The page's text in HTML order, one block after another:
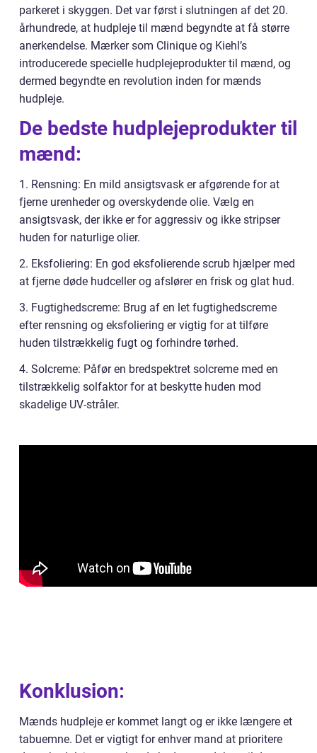
parkeret i skyggen. Det var først i slutningen af det 20.
århundrede, at hudpleje til mænd begyndte at få større
anerkendelse. Mærker som Clinique og Kiehl’s
introducerede specielle hudplejeprodukter til mænd, og
dermed begyndte en revolution inden for mænds
hudpleje.
De bedste hudplejeprodukter til
mænd:
1. Rensning: En mild ansigtsvask er afgørende for at
fjerne urenheder og overskydende olie. Vælg en
ansigtsvask, der ikke er for aggressiv og ikke stripser
huden for naturlige olier.
2. Eksfoliering: En god eksfolierende scrub hjælper med
at fjerne døde hudceller og afslører en frisk og glat hud.
3. Fugtighedscreme: Brug af en let fugtighedscreme
efter rensning og eksfoliering er vigtig for at tilføre
huden tilstrækkelig fugt og forhindre tørhed.
4. Solcreme: Påfør en bredspektret solcreme med en
tilstrækkelig solfaktor for at beskytte huden mod
skadelige UV-stråler.
Konklusion:
Mænds hudpleje er kommet langt og er ikke længere et
tabuemne. Det er vigtigt for enhver mand at prioritere